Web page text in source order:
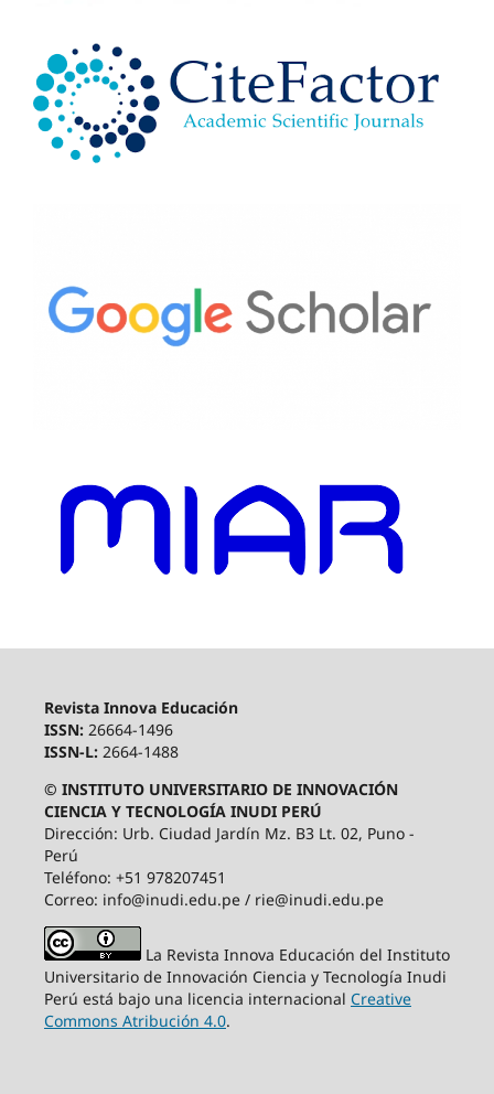
Revista Innova Educación
ISSN: 26664-1496
ISSN-L: 2664-1488
© INSTITUTO UNIVERSITARIO DE INNOVACIÓN
CIENCIA Y TECNOLOGÍA INUDI PERÚ
Dirección: Urb. Ciudad Jardín Mz. B3 Lt. 02, Puno -
Perú
Teléfono: +51 978207451
Correo: info@inudi.edu.pe / rie@inudi.edu.pe
La Revista Innova Educación del Instituto
Universitario de Innovación Ciencia y Tecnología Inudi
Perú está bajo una licencia internacional Creative
Commons Atribución 4.0.